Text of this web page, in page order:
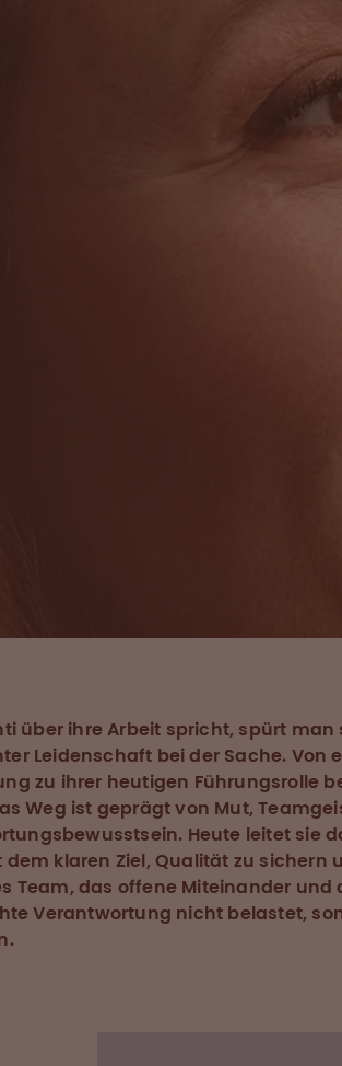
über ihre Arbeit spricht, spürt man
Leidenschaft bei der Sache. Von
zu ihrer heutigen Führungsrolle
Weg ist geprägt von Mut,
Heute leitet sie
klaren Ziel, Qualität zu sichern
Team, das offene Miteinander und
Verantwortung nicht belastet,